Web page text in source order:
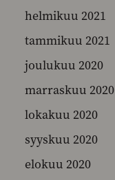
helmikuu 2021
tammikuu 2021
joulukuu 2020
marraskuu 2020
lokakuu 2020
syyskuu 2020
elokuu 2020